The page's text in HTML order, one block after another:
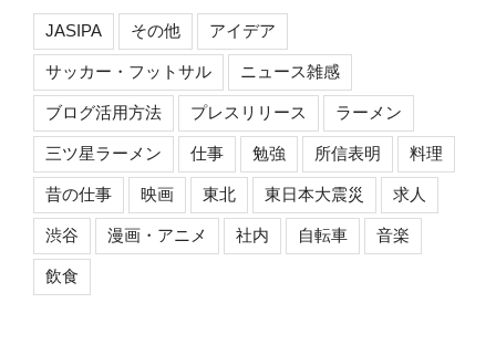
ン
JASIPA その他 アイデア
サッカー・フットサル ニュース雑感
ブログ活用方法 プレスリリース ラーメン
三ツ星ラーメン 仕事 勉強 所信表明 料理
昔の仕事 映画 東北 東日本大震災 求人
渋谷 漫画・アニメ 社内 自転車 音楽
飲食